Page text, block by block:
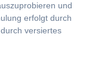
und
erfolgt durch
versiertes